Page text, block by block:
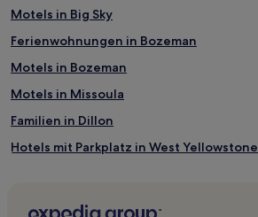
Motels in Big Sky
Ferienwohnungen in Bozeman
Motels in Bozeman
Motels in Missoula
Familien in Dillon
Hotels mit Parkplatz in West Yellowstone